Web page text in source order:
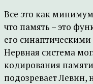
Все это как минимум
что память – это
его
Нервная система
кодирования
подозревает Левин,